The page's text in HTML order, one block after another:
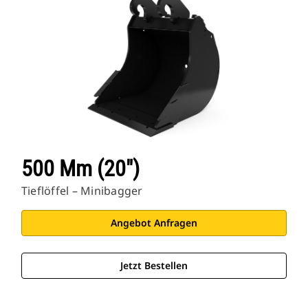
500 Mm (20")
Tieflöffel – Minibagger
Angebot Anfragen
Jetzt Bestellen